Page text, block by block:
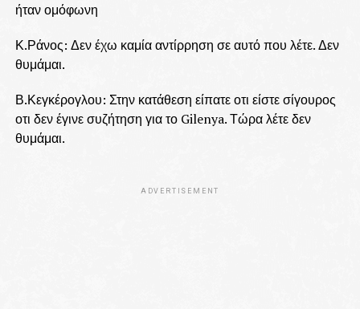
ήταν ομόφωνη
Κ.Ράνος: Δεν έχω καμία αντίρρηση σε αυτό που λέτε. Δεν
θυμάμαι.
Β.Κεγκέρογλου: Στην κατάθεση είπατε οτι είστε σίγουρος
οτι δεν έγινε συζήτηση για το Gilenya. Τώρα λέτε δεν
θυμάμαι.
ADVERTISEMENT